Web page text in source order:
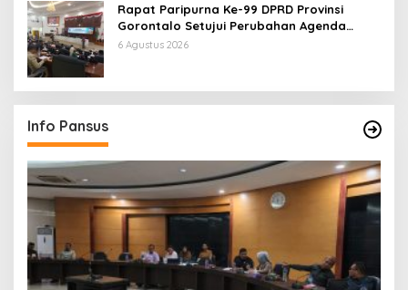
Rapat Paripurna Ke-99 DPRD Provinsi
Gorontalo Setujui Perubahan Agenda
Masa Persidangan Ketiga
6 Agustus 2026
Info Pansus